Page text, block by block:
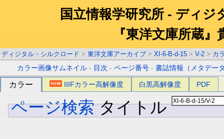
国立情報学研究所 - ディジ
『東洋文庫所蔵』
ディジタル・シルクロード > 東洋文庫アーカイブ > XI-6-B-d-15 > V-2 > カ
カラー画像サムネイル - 目次 -ページ番号 -書誌情報（メタデー
カラー IIIFカラー高解像度 白黒高解像度 PDF
ページ検索 タイトル